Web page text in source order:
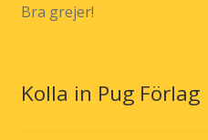
Bra grejer!
Kolla in Pug Förlag